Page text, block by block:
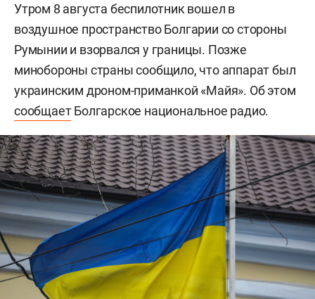
Утром 8 августа беспилотник вошел в
воздушное пространство Болгарии со стороны
Румынии и взорвался у границы. Позже
минобороны страны сообщило, что аппарат был
украинским дроном-приманкой «Майя». Об этом
сообщаетБолгарское национальное радио.